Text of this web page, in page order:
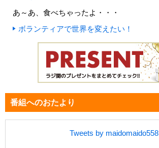
あ～あ、食べちゃったよ・・・
ボランティアで世界を変えたい！
番組へのおたより
Tweets by maidomaido558